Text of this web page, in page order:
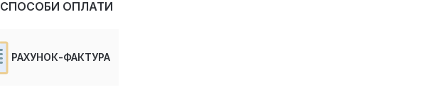
СПОСОБИ ОПЛАТИ
РАХУНОК-ФАКТУРА